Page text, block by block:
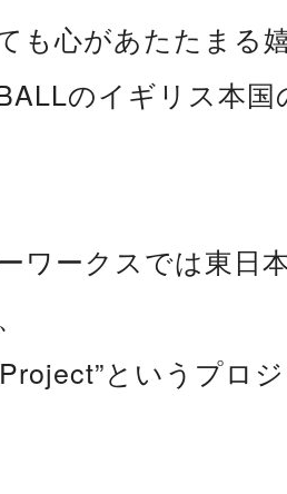
も心があたたまる
のイギリス本
ワークスでは東日
というプロ